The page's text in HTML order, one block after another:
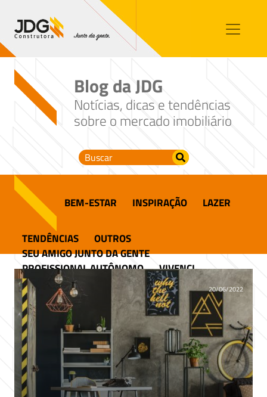
Contato
Sobre nós
Blog
Blog da JDG
Notícias, dicas e tendências
sobre o mercado imobiliário
BEM-ESTAR INSPIRAÇÃO LAZER
TENDÊNCIAS
OUTROS
SEU AMIGO JUNTO DA GENTE
PROFISSIONAL AUTÔNOMO
VIVENCI
20/06/2022